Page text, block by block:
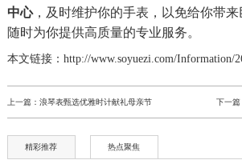
中心，及时维护你的手表，以免给你带
随时为你提供高质量的专业服务。
本文链接：http://www.soyuezi.com/Information/
上一篇： 浪琴表甄选优雅时计献礼母亲节 下一篇
精彩推荐 热点聚焦